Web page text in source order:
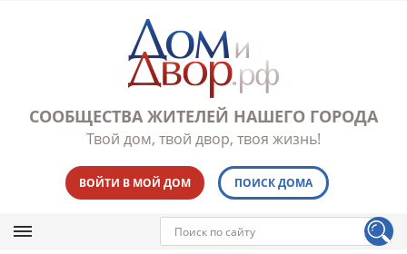
СООБЩЕСТВА ЖИТЕЛЕЙ НАШЕГО ГОРОДА
Твой дом, твой двор, твоя жизнь!
ВОЙТИ В МОЙ ДОМ ПОИСК ДОМА